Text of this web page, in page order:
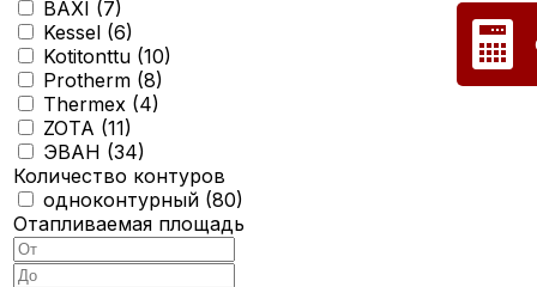
BAXI (7)
Kessel (6)
Kotitonttu (10)
Protherm (8)
Thermex (4)
ZOTA (11)
ЭВАН (34)
Количество контуров
одноконтурный (80)
Отапливаемая площадь